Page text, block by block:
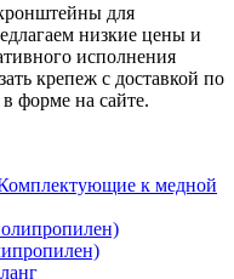
для
низкие цены и
исполнения
крепеж с доставкой по
форме на сайте.
к медной